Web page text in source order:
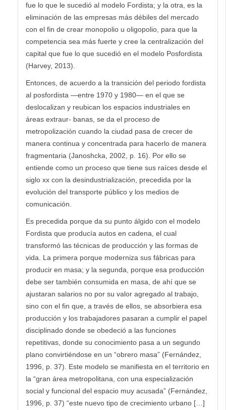
fue lo que le sucedió al modelo Fordista; y la otra, es la
eliminación de las empresas más débiles del mercado
con el fin de crear monopolio u oligopolio, para que la
competencia sea más fuerte y cree la centralización del
capital que fue lo que sucedió en el modelo Posfordista
(Harvey, 2013).
Entonces, de acuerdo a la transición del periodo fordista
al posfordista —entre 1970 y 1980— en el que se
deslocalizan y reubican los espacios industriales en
áreas extraur- banas, se da el proceso de
metropolización cuando la ciudad pasa de crecer de
manera continua y concentrada para hacerlo de manera
fragmentaria (Janoshcka, 2002, p. 16). Por ello se
entiende como un proceso que tiene sus raíces desde el
siglo xx con la desindustrialización, precedida por la
evolución del transporte público y los medios de
comunicación.
Es precedida porque da su punto álgido con el modelo
Fordista que producía autos en cadena, el cual
transformó las técnicas de producción y las formas de
vida. La primera porque moderniza sus fábricas para
producir en masa; y la segunda, porque esa producción
debe ser también consumida en masa, de ahí que se
ajustaran salarios no por su valor agregado al trabajo,
sino con el fin que, a través de ellos, se absorbiera esa
producción y los trabajadores pasaran a cumplir el papel
disciplinado donde se obedeció a las funciones
repetitivas, donde su conocimiento pasa a un segundo
plano convirtiéndose en un “obrero masa” (Fernández,
1996, p. 37). Este modelo se manifiesta en el territorio en
la “gran área metropolitana, con una especialización
social y funcional del espacio muy acusada” (Fernández,
1996, p. 37) “este nuevo tipo de crecimiento urbano […]